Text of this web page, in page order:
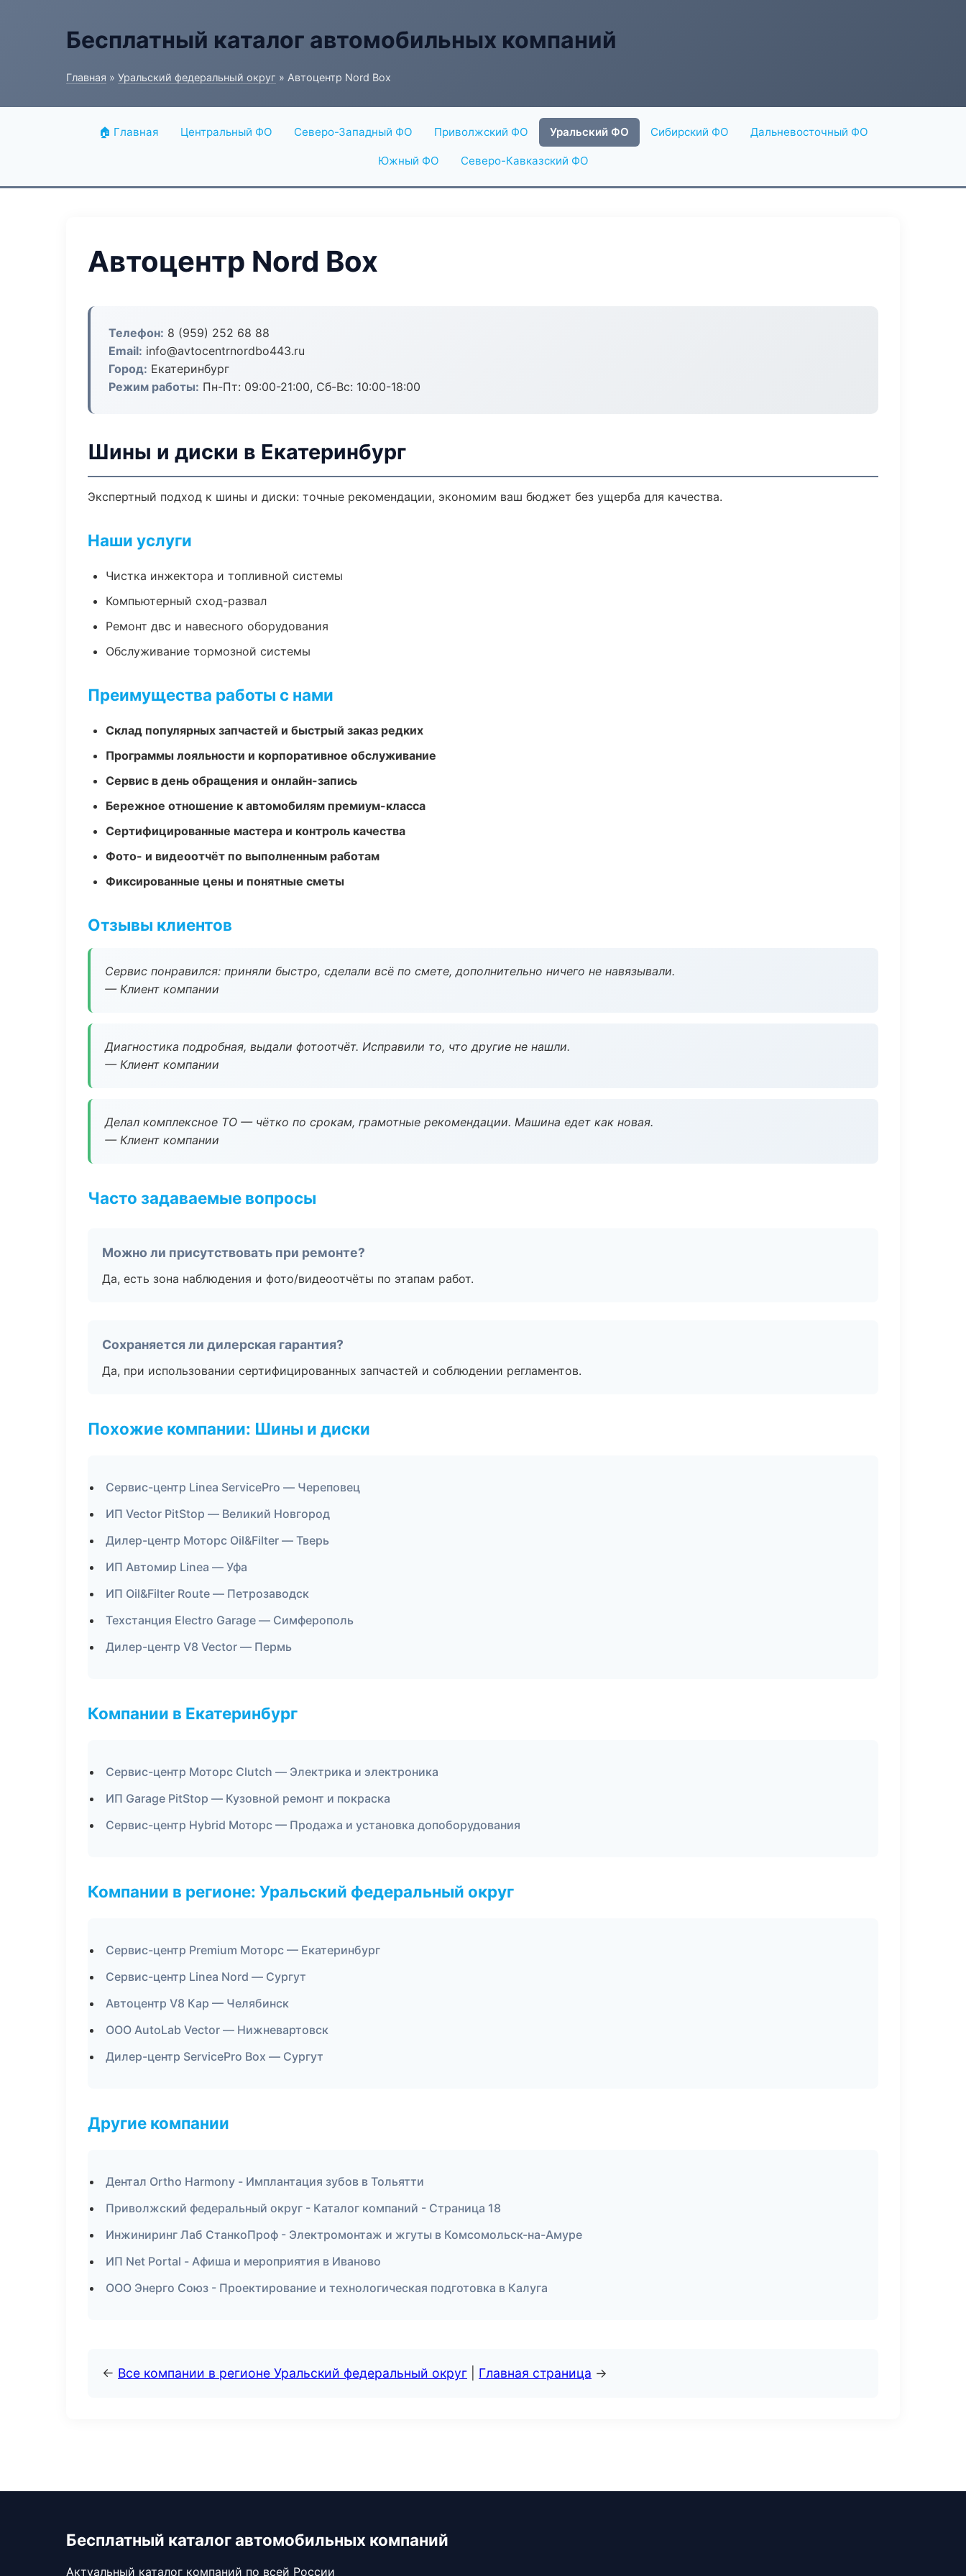
Бесплатный каталог автомобильных компаний
Главная » Уральский федеральный округ » Автоцентр Nord Box
🏠 Главная Центральный ФО Северо-Западный ФО Приволжский ФО Уральский ФО Сибирский ФО Дальневосточный ФО
Южный ФО Северо-Кавказский ФО
Автоцентр Nord Box
Телефон: 8 (959) 252 68 88
Email: info@avtocentrnordbo443.ru
Город: Екатеринбург
Режим работы: Пн-Пт: 09:00-21:00, Сб-Вс: 10:00-18:00
Шины и диски в Екатеринбург
Экспертный подход к шины и диски: точные рекомендации, экономим ваш бюджет без ущерба для качества.
Наши услуги
Чистка инжектора и топливной системы
Компьютерный сход-развал
Ремонт двс и навесного оборудования
Обслуживание тормозной системы
Преимущества работы с нами
Склад популярных запчастей и быстрый заказ редких
Программы лояльности и корпоративное обслуживание
Сервис в день обращения и онлайн-запись
Бережное отношение к автомобилям премиум-класса
Сертифицированные мастера и контроль качества
Фото- и видеоотчёт по выполненным работам
Фиксированные цены и понятные сметы
Отзывы клиентов
Сервис понравился: приняли быстро, сделали всё по смете, дополнительно ничего не навязывали.
— Клиент компании
Диагностика подробная, выдали фотоотчёт. Исправили то, что другие не нашли.
— Клиент компании
Делал комплексное ТО — чётко по срокам, грамотные рекомендации. Машина едет как новая.
— Клиент компании
Часто задаваемые вопросы
Можно ли присутствовать при ремонте?
Да, есть зона наблюдения и фото/видеоотчёты по этапам работ.
Сохраняется ли дилерская гарантия?
Да, при использовании сертифицированных запчастей и соблюдении регламентов.
Похожие компании: Шины и диски
Сервис-центр Linea ServicePro — Череповец
ИП Vector PitStop — Великий Новгород
Дилер-центр Моторс Oil&Filter — Тверь
ИП Автомир Linea — Уфа
ИП Oil&Filter Route — Петрозаводск
Техстанция Electro Garage — Симферополь
Дилер-центр V8 Vector — Пермь
Компании в Екатеринбург
Сервис-центр Моторс Clutch — Электрика и электроника
ИП Garage PitStop — Кузовной ремонт и покраска
Сервис-центр Hybrid Моторс — Продажа и установка допоборудования
Компании в регионе: Уральский федеральный округ
Сервис-центр Premium Моторс — Екатеринбург
Сервис-центр Linea Nord — Сургут
Автоцентр V8 Кар — Челябинск
ООО AutoLab Vector — Нижневартовск
Дилер-центр ServicePro Box — Сургут
Другие компании
Дентал Ortho Harmony - Имплантация зубов в Тольятти
Приволжский федеральный округ - Каталог компаний - Страница 18
Инжиниринг Лаб СтанкоПроф - Электромонтаж и жгуты в Комсомольск-на-Амуре
ИП Net Portal - Афиша и мероприятия в Иваново
ООО Энерго Союз - Проектирование и технологическая подготовка в Калуга
← Все компании в регионе Уральский федеральный округ Главная страница →
Бесплатный каталог автомобильных компаний
Актуальный каталог компаний по всей России